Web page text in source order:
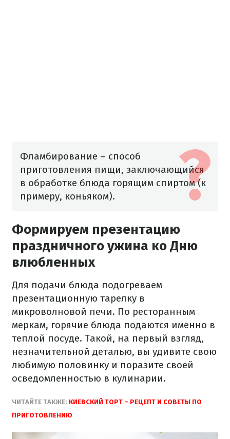
Фламбирование – способ
приготовления пищи, заключающийся
в обработке блюда горящим спиртом (к
примеру, коньяком).
Формируем презентацию
праздничного ужина ко Дню
влюбленных
Для подачи блюда подогреваем
презентационную тарелку в
микроволновой печи. По ресторанным
меркам, горячие блюда подаются именно в
теплой посуде. Такой, на первый взгляд,
незначительной деталью, вы удивите свою
любимую половинку и поразите своей
осведомленностью в кулинарии.
ЧИТАЙТЕ ТАКЖЕ: КИЕВСКИЙ ТОРТ – РЕЦЕПТ И СОВЕТЫ ПО
ПРИГОТОВЛЕНИЮ